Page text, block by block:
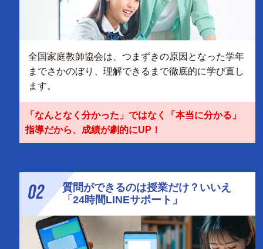
全国家庭教師協会は、つまずきの原因となった学年
までさかのぼり、理解できるまで徹底的に学び直し
ます。
「なんとなく分かった」ではなく「本当に分かる」
指導だから、成績が劇的にUP！
02
質問ができるのは授業だけ？いいえ
「24時間LINEサポート」